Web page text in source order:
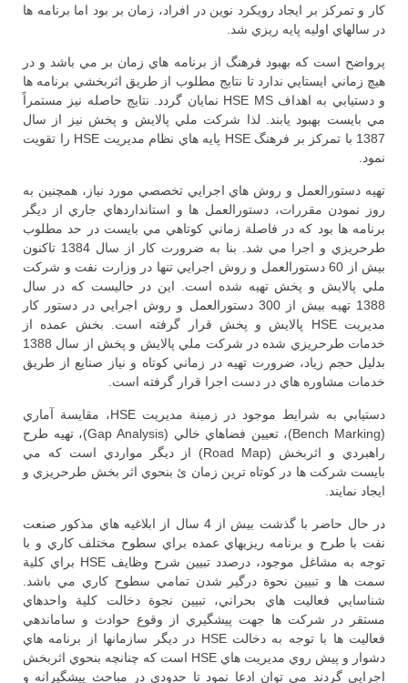
كار و تمركز بر ايجاد رويكرد نوين در افراد، زمان بر بود اما برنامه ها
در سالهاي اوليه پايه ريزي شد.
پرواضح است كه بهبود فرهنگ از برنامه هاي زمان بر مي باشد و در
هيچ زماني ايستايي ندارد تا نتايج مطلوب از طريق اثربخشي برنامه ها
و دستيابي به اهداف HSE MS نمايان گردد. نتايج حاصله نيز مستمراً
مي بايست بهبود يابند. لذا شركت ملي پالايش و پخش نيز از سال
1387 با تمركز بر فرهنگ HSE پايه هاي نظام مديريت HSE را تقويت
نمود.
تهيه دستورالعمل و روش هاي اجرايي تخصصي مورد نياز، همچنين به
روز نمودن مقررات، دستورالعمل ها و استانداردهاي جاري از ديگر
برنامه ها بود كه در فاصلة زماني كوتاهي مي بايست در حد مطلوب
طرحريزي و اجرا مي شد. بنا به ضرورت كار از سال 1384 تاكنون
بيش از 60 دستورالعمل و روش اجرايي تنها در وزارت نفت و شركت
ملي پالايش و پخش تهيه شده است. اين در حاليست كه در سال
1388 تهيه بيش از 300 دستورالعمل و روش اجرايي در دستور كار
مديريت HSE پالايش و پخش قرار گرفته است. بخش عمده از
خدمات طرحريزي شده در شركت ملي پالايش و پخش از سال 1388
بدليل حجم زياد، ضرورت تهيه در زماني كوتاه و نياز صنايع از طريق
خدمات مشاوره هاي در دست اجرا قرار گرفته است.
دستيابي به شرايط موجود در زمينة مديريت HSE، مقايسة آماري
(Bench Marking)، تعيين فضاهاي خالي (Gap Analysis)، تهيه طرح
راهبردي و اثربخش (Road Map) از ديگر مواردي است كه مي
بايست شركت ها در كوتاه ترين زمان ئ بنحوي اثر بخش طرحريزي و
ايجاد نمايند.
در حال حاضر با گذشت بيش از 4 سال از ابلاغيه هاي مذكور صنعت
نفت با طرح و برنامه ريزيهاي عمده براي سطوح مختلف كاري و با
توجه به مشاغل موجود، درصدد تبيين شرح وظايف HSE براي كلية
سمت ها و تبيين نحوة درگير شدن تمامي سطوح كاري مي باشد.
شناسايي فعاليت هاي بحراني، تبيين نجوة دخالت كلية واحدهاي
مستقر در شركت ها جهت پيشگيري از وقوع حوادث و ساماندهي
فعاليت ها با توجه به دخالت HSE در ديگر سازمانها از برنامه هاي
دشوار و پيش روي مديريت هاي HSE است كه چنانچه بنحوي اثربخش
اجرايي گردند مي توان ادعا نمود تا حدودي در مباحث پيشگيرانه و